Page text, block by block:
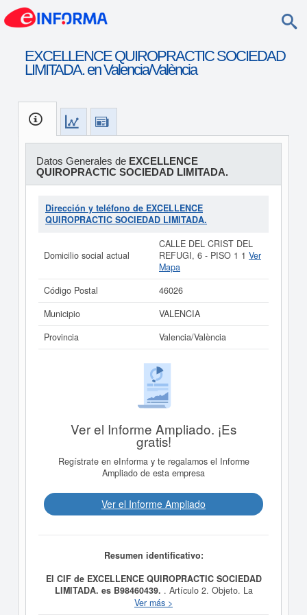
EXCELLENCE QUIROPRACTIC SOCIEDAD
LIMITADA. en Valencia/València
Datos Generales de EXCELLENCE
QUIROPRACTIC SOCIEDAD LIMITADA.
Dirección y teléfono de EXCELLENCE
QUIROPRACTIC SOCIEDAD LIMITADA.
Domicilio social actual
CALLE DEL CRIST DEL
REFUGI, 6 - PISO 1 1 Ver
Mapa
Código Postal
46026
Municipio
VALENCIA
Provincia
Valencia/València
Ver el Informe Ampliado. ¡Es
gratis!
Regístrate en eInforma y te regalamos el Informe
Ampliado de esta empresa
Ver el Informe Ampliado
Resumen identificativo:
El CIF de EXCELLENCE QUIROPRACTIC SOCIEDAD
LIMITADA. es B98460439. . Artículo 2. Objeto. La
sociedad tendrá por objeto las siguientes actividades: 1.
Ver más >